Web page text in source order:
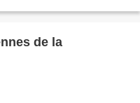
de la